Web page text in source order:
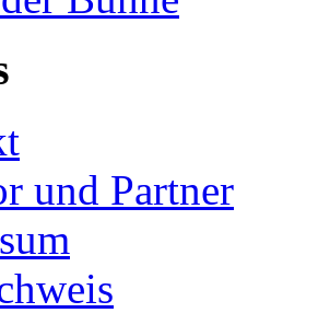
und Partner